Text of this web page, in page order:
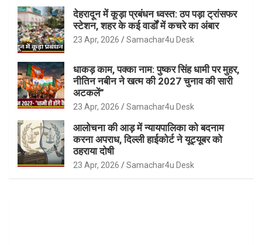
देहरादून में कूड़ा प्रबंधन ध्वस्त: ठप पड़ा ट्रांसफर
स्टेशन, शहर के कई वार्डों में कचरे का अंबार
23 Apr, 2026 Samachar4u Desk
धाकड़ काम, पक्का नाम: पुष्कर सिंह धामी पर मुहर,
नीतिन नबीन ने खत्म की 2027 चुनाव की सारी
अटकलें”
23 Apr, 2026 Samachar4u Desk
आलोचना की आड़ में न्यायपालिका को बदनाम
करना अपराध, दिल्ली हाईकोर्ट ने यूट्यूबर को
ठहराया दोषी
23 Apr, 2026 Samachar4u Desk